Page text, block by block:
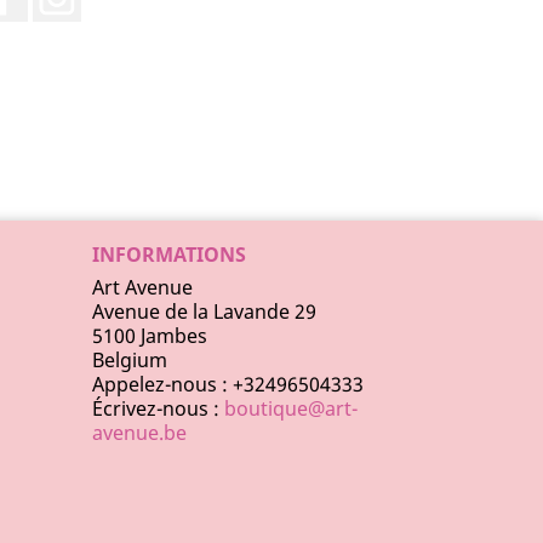
INFORMATIONS
Art Avenue
Avenue de la Lavande 29
5100 Jambes
Belgium
Appelez-nous : +32496504333
Écrivez-nous : boutique@art-
avenue.be